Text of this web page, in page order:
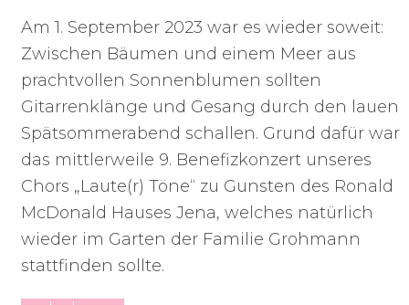
Am 1. September 2023 war es wieder soweit:
Zwischen Bäumen und einem Meer aus
prachtvollen Sonnenblumen sollten
Gitarrenklänge und Gesang durch den lauen
Spätsommerabend schallen. Grund dafür war
das mittlerweile 9. Benefizkonzert unseres
Chors „Laute(r) Töne“ zu Gunsten des Ronald
McDonald Hauses Jena, welches natürlich
wieder im Garten der Familie Grohmann
stattfinden sollte.